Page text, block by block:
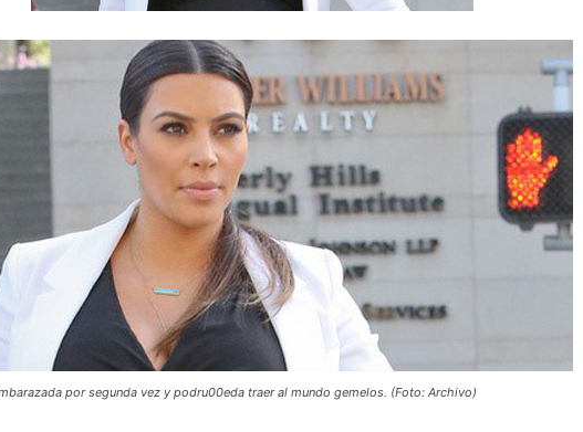
por segunda vez y podru00eda traer al mundo gemelos. (Foto: Archivo)